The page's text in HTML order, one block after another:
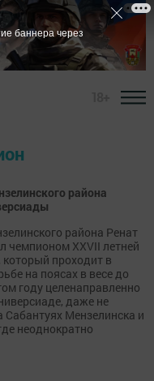
района
района Ренат
чемпионом XXVII летней
проходит в
на поясах в весе до
году целенаправленно
даже не
Сабантуях Мензелинска и
неоднократно
баннера через